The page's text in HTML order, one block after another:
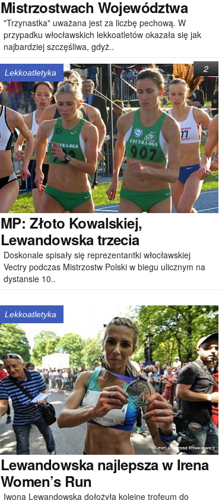
Mistrzostwach Województwa
"Trzynastka" uważana jest za liczbę pechową. W
przypadku włocławskich lekkoatletów okazała się jak
najbardziej szczęśliwa, gdyż..
Lekkoatletyka
MP: Złoto Kowalskiej,
Lewandowska trzecia
Doskonale spisały się reprezentantki włocławskiej
Vectry podczas Mistrzostw Polski w biegu ulicznym na
dystansie 10..
2
Lekkoatletyka
Lewandowska najlepsza w Irena
Women’s Run
Iwona Lewandowska dołożyła kolejne trofeum do